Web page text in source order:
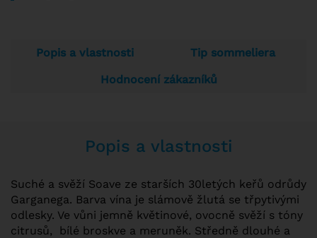
Popis a vlastnosti
Tip sommeliera
Hodnocení zákazníků
Popis a vlastnosti
Suché a svěží Soave ze starších 30letých keřů odrůdy
Garganega. Barva vína je slámově žlutá se třpytivými
odlesky. Ve vůni jemně květinové, ovocně svěží s tóny
citrusů, bílé broskve a meruněk. Středně dlouhé a